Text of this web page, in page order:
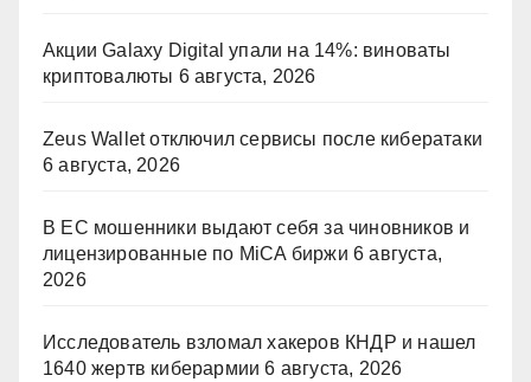
Акции Galaxy Digital упали на 14%: виноваты
криптовалюты 6 августа, 2026
Zeus Wallet отключил сервисы после кибератаки
6 августа, 2026
В ЕС мошенники выдают себя за чиновников и
лицензированные по MiCA биржи 6 августа,
2026
Исследователь взломал хакеров КНДР и нашел
1640 жертв киберармии 6 августа, 2026